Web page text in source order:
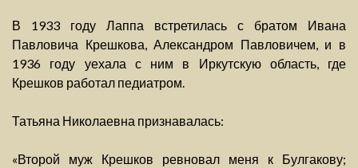
В 1933 году Лаппа встретилась с братом Ивана
Павловича Крешкова, Александром Павловичем, и в
1936 году уехала с ним в Иркутскую область, где
Крешков работал педиатром.
Татьяна Николаевна признавалась:
«Второй муж Крешков ревновал меня к Булгакову;